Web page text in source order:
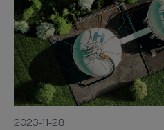
2023-11-28